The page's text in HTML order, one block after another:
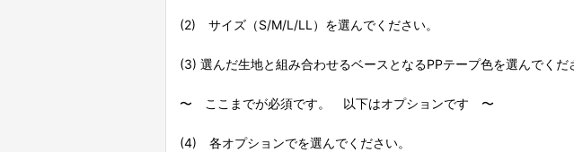
(2) サイズ（S/M/L/LL）を選んでください。
(3) 選んだ生地と組み合わせるベースとなるPPテープ色を選んでくだ
〜 ここまでが必須です。 以下はオプションです 〜
(4) 各オプションでを選んでください。